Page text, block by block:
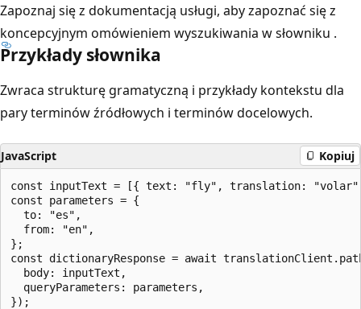
Zapoznaj się z dokumentacją usługi, aby zapoznać się z
koncepcyjnym omówieniem wyszukiwania w słowniku .
Przykłady słownika
Zwraca strukturę gramatyczną i przykłady kontekstu dla
pary terminów źródłowych i terminów docelowych.
JavaScript Kopiuj
const inputText = [{ text: "fly", translation:
const parameters = {
  to: "es",
  from: "en",
};
const dictionaryResponse = await
  body: inputText,
  queryParameters: parameters,
});